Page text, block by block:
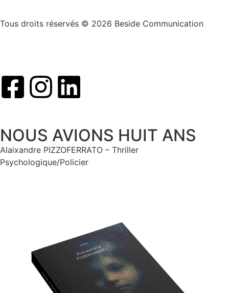
Tous droits réservés © 2026 Beside Communication
NOUS AVIONS HUIT ANS
Alaixandre PIZZOFERRATO – Thriller
Psychologique/Policier